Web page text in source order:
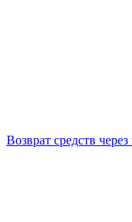
Возврат средств